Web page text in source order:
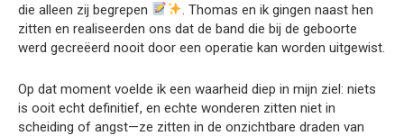
die alleen zij begrepen
. Thomas en ik gingen naast hen
zitten en realiseerden ons dat de band die bij de geboorte
werd gecreëerd nooit door een operatie kan worden uitgewist.
Op dat moment voelde ik een waarheid diep in mijn ziel: niets
is ooit echt definitief, en echte wonderen zitten niet in
scheiding of angst—ze zitten in de onzichtbare draden van